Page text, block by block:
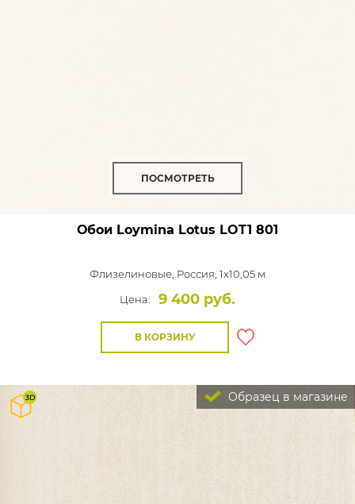
ПОСМОТРЕТЬ
Обои Loymina Lotus LOT1 801
Флизелиновые, Россия, 1x10,05 м
Цена:
9 400 руб.
В КОРЗИНУ
Образец в магазине